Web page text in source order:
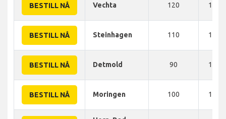
BESTILL NÅ Vechta 120 130
BESTILL NÅ Steinhagen 110 130
BESTILL NÅ Detmold 90 130
BESTILL NÅ Moringen 100 135